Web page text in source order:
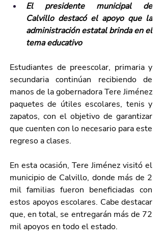
El presidente municipal de
Calvillo destacó el apoyo que la
administración estatal brinda en el
tema educativo
Estudiantes de preescolar, primaria y
secundaria continúan recibiendo de
manos de la gobernadora Tere Jiménez
paquetes de útiles escolares, tenis y
zapatos, con el objetivo de garantizar
que cuenten con lo necesario para este
regreso a clases.
En esta ocasión, Tere Jiménez visitó el
municipio de Calvillo, donde más de 2
mil familias fueron beneficiadas con
estos apoyos escolares. Cabe destacar
que, en total, se entregarán más de 72
mil apoyos en todo el estado.